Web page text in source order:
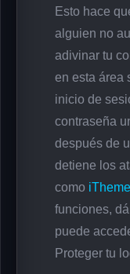
Esto hace
alguien no
adivinar tu
en esta área
inicio de
contraseña
después de
detiene los
como
funciones,
puede
Proteger tu